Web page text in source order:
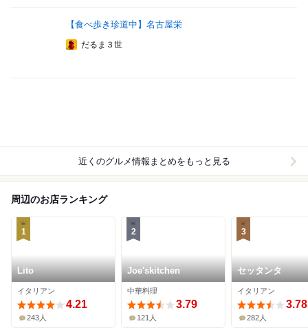
【食べ歩き珍道中】名古屋栄
だるま３世
近くのグルメ情報まとめをもっと見る
周辺のお店ランキング
1
Lito
イタリアン
4.21
243人
2
Joe'skitchen
中華料理
3.79
121人
3
セッタンタ
イタリアン
3.78
282人